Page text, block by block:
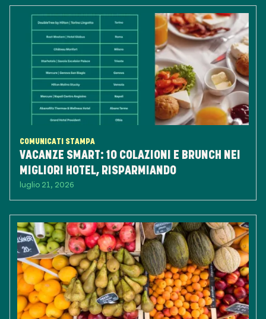
COMUNICATI STAMPA
VACANZE SMART: 10 COLAZIONI E BRUNCH NEI
MIGLIORI HOTEL, RISPARMIANDO
luglio 21, 2026